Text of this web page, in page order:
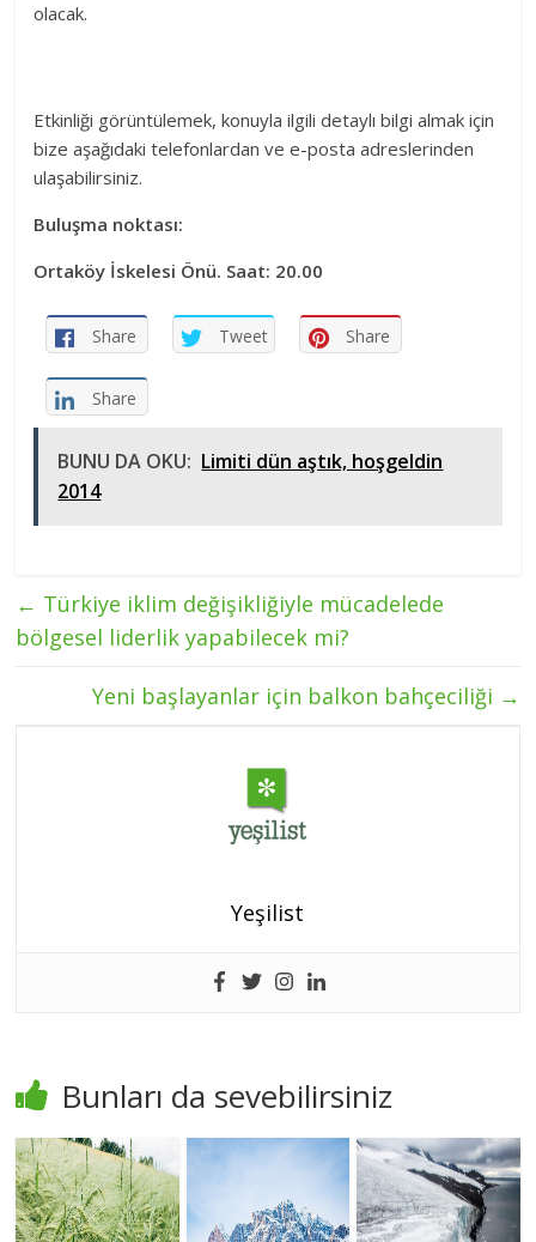
olacak.
Etkinliği görüntülemek, konuyla ilgili detaylı bilgi almak için
bize aşağıdaki telefonlardan ve e-posta adreslerinden
ulaşabilirsiniz.
Buluşma noktası:
Ortaköy İskelesi Önü. Saat: 20.00
Share Tweet Share
Share
BUNU DA OKU: Limiti dün aştık, hoşgeldin
2014
← Türkiye iklim değişikliğiyle mücadelede
bölgesel liderlik yapabilecek mi?
Yeni başlayanlar için balkon bahçeciliği →
Yeşilist
Bunları da sevebilirsiniz